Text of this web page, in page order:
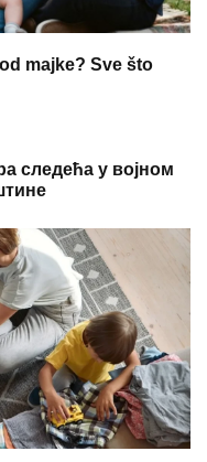
majke? Sve što
следећа у војном